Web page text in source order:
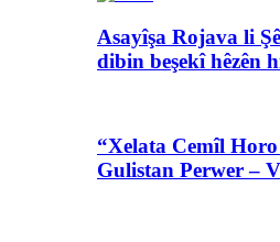
Asayîşa Rojava li
dibin beşekî hêzên
“Xelata Cemîl
Gulistan Perwer –